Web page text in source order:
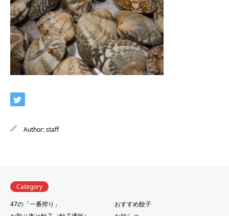
Author:staff
Category
47の「一番搾り」
おすすめ餃子